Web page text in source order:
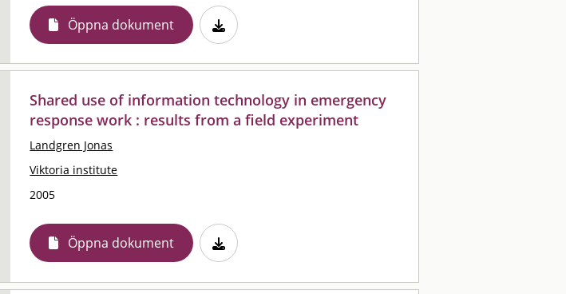
Öppna dokument
Shared use of information technology in emergency
response work : results from a field experiment
Landgren Jonas
Viktoria institute
2005
Öppna dokument